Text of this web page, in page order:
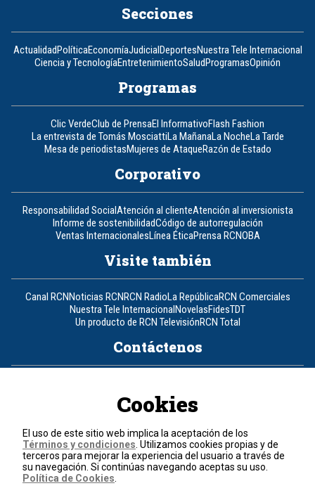
Secciones
ActualidadPolíticaEconomíaJudicialDeportesNuestra Tele Internacional
Ciencia y TecnologíaEntretenimientoSaludProgramasOpinión
Programas
Clic VerdeClub de PrensaEl InformativoFlash Fashion
La entrevista de Tomás MosciattiLa MañanaLa NocheLa Tarde
Mesa de periodistasMujeres de AtaqueRazón de Estado
Corporativo
Responsabilidad SocialAtención al clienteAtención al inversionista
Informe de sostenibilidadCódigo de autorregulación
Ventas InternacionalesLínea ÉticaPrensa RCNOBA
Visite también
Canal RCNNoticias RCNRCN RadioLa RepúblicaRCN Comerciales
Nuestra Tele InternacionalNovelasFidesTDT
Un producto de RCN TelevisiónRCN Total
Contáctenos
Política de cookies
Términos y condiciones
© 2026, RCN Medios.
Todos los derechos reservados.
Cookies
El uso de este sitio web implica la aceptación de los
Términos y condiciones . Utilizamos cookies propias y de
terceros para mejorar la experiencia del usuario a través de
su navegación. Si continúas navegando aceptas su uso.
Política de Cookies